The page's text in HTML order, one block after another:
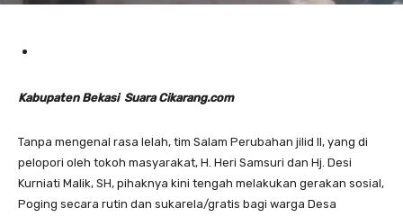
Kabupaten Bekasi Suara Cikarang.com
Tanpa mengenal rasa lelah, tim Salam Perubahan jilid II, yang di
pelopori oleh tokoh masyarakat, H. Heri Samsuri dan Hj. Desi
Kurniati Malik, SH, pihaknya kini tengah melakukan gerakan sosial,
Poging secara rutin dan sukarela/gratis bagi warga Desa